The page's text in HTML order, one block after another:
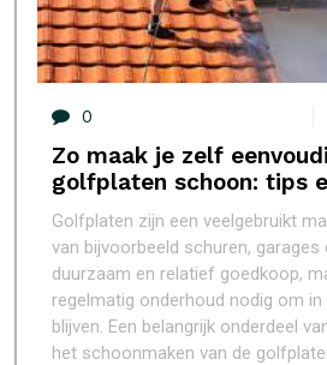
0
Zo maak je zelf
golfplaten schoon: tips
Golfplaten zijn een veelgebruikt
van bijvoorbeeld schuren,
duurzaam en relatief goedkoop,
regelmatig onderhoud nodig om
blijven. Een belangrijk onderdeel
het schoonmaken van de